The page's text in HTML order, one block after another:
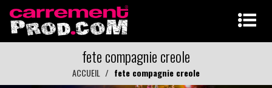
fete compagnie creole
ACCUEIL fete compagnie creole